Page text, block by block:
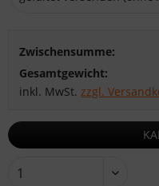
Zwischensumme:
Gesamtgewicht:
inkl. MwSt.zzgl.